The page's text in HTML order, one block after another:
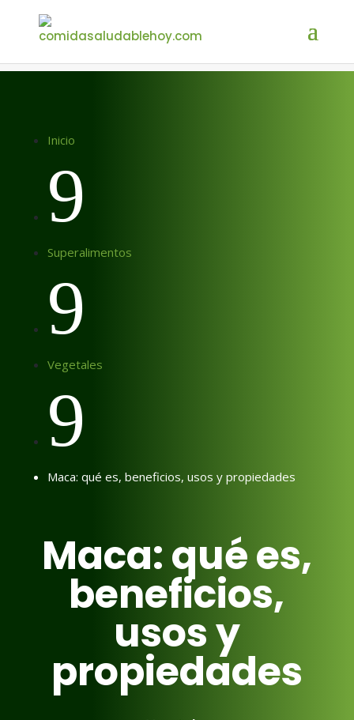
Inicio
9
Superalimentos
9
Vegetales
9
Maca: qué es, beneficios, usos y propiedades
Maca: qué es,
beneficios,
usos y
propiedades